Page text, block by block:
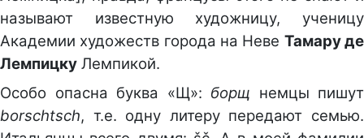
называют известную художницу, ученицу
Академии художеств города на Неве Тамару де
Лемпицку Лемпикой.
Особо опасна буква «Щ»: борщ немцы пишут
borschtsch, т.е. одну литеру передают семью.